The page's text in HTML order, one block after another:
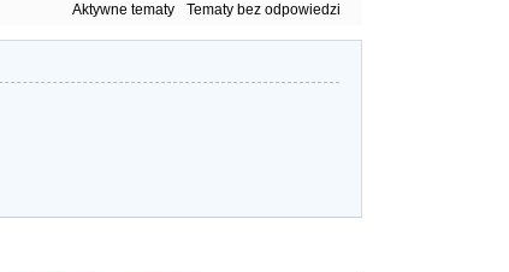
Aktywne tematy Tematy bez odpowiedzi